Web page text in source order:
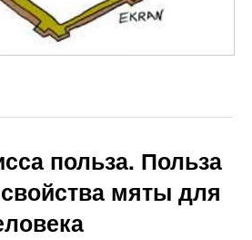
польза. Польза
мяты для